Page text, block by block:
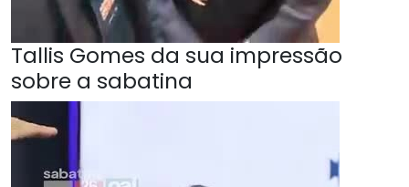
Tallis Gomes da sua impressão
sobre a sabatina